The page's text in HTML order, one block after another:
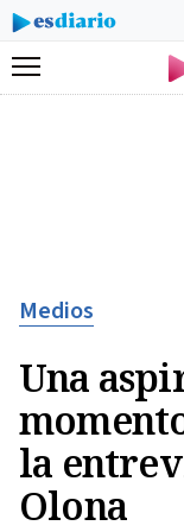
Menú
Medios
Una
la
Olona